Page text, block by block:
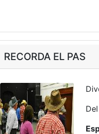
RECORDA EL PAS